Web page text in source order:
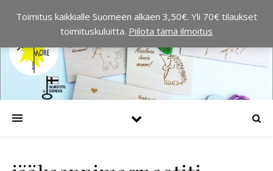
Toimitus kaikkialle Suomeen alkaen 3,50€. Yli 70€ tilaukset
toimituskuluitta. Piilota tämä ilmoitus